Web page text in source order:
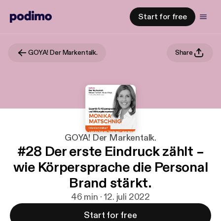
Start for free
GOYA! Der Markentalk. Share
GOYA! Der Markentalk.
#28 Der erste Eindruck zählt –
wie Körpersprache die Personal
Brand stärkt.
46 min · 12. juli 2022
Start for free